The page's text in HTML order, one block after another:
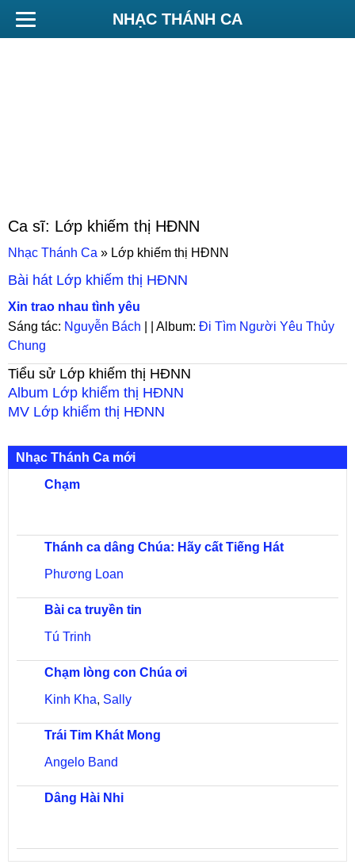
NHẠC THÁNH CA
Ca sĩ: Lớp khiếm thị HĐNN
Nhạc Thánh Ca » Lớp khiếm thị HĐNN
Bài hát Lớp khiếm thị HĐNN
Xin trao nhau tình yêu
Sáng tác: Nguyễn Bách | | Album: Đi Tìm Người Yêu Thủy
Chung
Tiểu sử Lớp khiếm thị HĐNN
Album Lớp khiếm thị HĐNN
MV Lớp khiếm thị HĐNN
Nhạc Thánh Ca mới
Chạm
Thánh ca dâng Chúa: Hãy cất Tiếng Hát
Phương Loan
Bài ca truyền tin
Tú Trinh
Chạm lòng con Chúa ơi
Kinh Kha, Sally
Trái Tim Khát Mong
Angelo Band
Dâng Hài Nhi